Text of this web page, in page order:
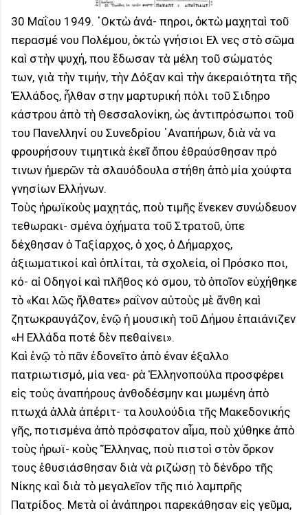
30 Μαΐου 1949. ᾿Οκτὼ ἀνά- πηροι, ὀκτὼ μαχηταὶ τοῦ
περασμέ νου Πολέμου, ὀκτὼ γνήσιοι Ελ νες στὸ σῶμα
καὶ στὴν ψυχή, που ἔδωσαν τὰ μέλη τοῦ σώματός
των, γιὰ τὴν τιμήν, τὴν Δόξαν καὶ τὴν ἀκεραιότητα τῆς
Ἑλλάδος, ἦλθαν στην μαρτυρική πόλι τοῦ Σιδηρο
κάστρου ἀπὸ τὴ Θεσσαλονίκη, ὡς ἀντιπρόσωποι τοῦ
του Πανελληνί ου Συνεδρίου ᾿Αναπήρων, διὰ νὰ να
φρουρήσουν τιμητικὰ ἐκεῖ ὅπου ἐθραύσθησαν πρό
τινων ἡμερῶν τὰ σλαυόδουλα στήθη ἀπὸ μία χούφτα
γνησίων Ελλήνων.
Τοὺς ἡρωϊκοὺς μαχητάς, ποὺ τιμῆς ἕνεκεν συνώδευον
τεθωρακι- σμένα ὀχήματα τοῦ Στρατοῦ, ὑπε
δέχθησαν ὁ Ταξίαρχος, ὁ χος, ὁ Δήμαρχος,
ἀξιωματικοί καὶ ὁπλίται, τὰ σχολεία, οἱ Πρόσκο ποι,
κό- αἱ Οδηγοί καὶ πλῆθος κό σμου, τὸ ὁποῖον εὐχήθηκε
τὸ «Και λῶς ἤλθατε» ραΐνον αὐτοὺς μὲ ἄνθη καὶ
ζητωκραυγάζον, ἐνῷ ἡ μουσικὴ τοῦ Δήμου ἐπαιάνιζεν
«Η Ελλάδα ποτέ δὲν πεθαίνει».
Καὶ ἐνῷ τὸ πᾶν ἐδονεῖτο ἀπὸ έναν έξαλλο
πατριωτισμό, μία νεα- ρὰ Ἑλληνοπούλα προσφέρει
εἰς τοὺς ἀναπήρους ἀνθοδέσμην και μωμένη ἀπὸ
πτωχά ἀλλὰ ἀπέριτ- τα λουλούδια τῆς Μακεδονικής
γῆς, ποτισμένα ἀπὸ πρόσφατον αἷμα, ποὺ χύθηκε ἀπὸ
τοὺς ἡρωϊ- κοὺς Ἕλληνας, ποὺ πιστοὶ στὸν ὅρκον
τους ἐθυσιάσθησαν διὰ νὰ ριζώσῃ τὸ δένδρο τῆς
Νίκης καὶ διὰ τὸ μεγαλεῖον τῆς πιό λαμπρῆς
Πατρίδος. Μετὰ οἱ ἀνάπηροι παρεκάθησαν εἰς γεῦμα,